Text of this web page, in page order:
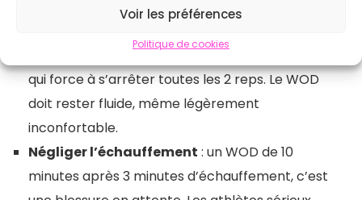
Voir les préférences
Politique de cookies
: choisir une charge trop lourde
qui force à s’arrêter toutes les 2 reps. Le WOD
doit rester fluide, même légèrement
inconfortable.
Négliger l’échauffement : un WOD de 10
minutes après 3 minutes d’échauffement, c’est